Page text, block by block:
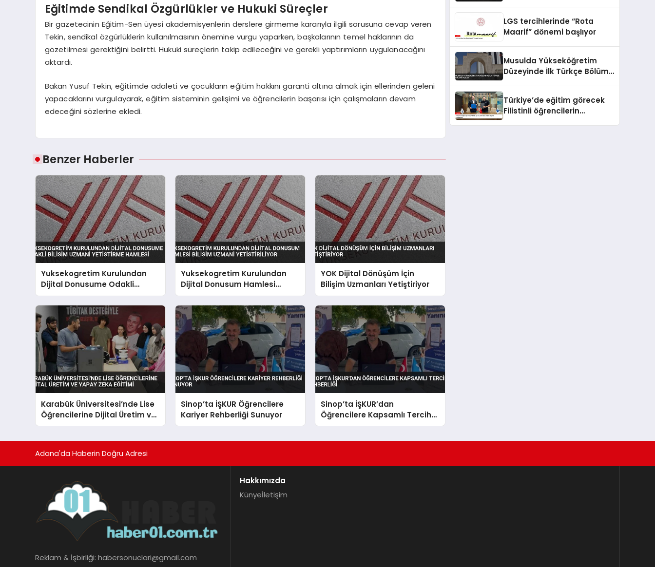
Eğitimde Sendikal Özgürlükler ve Hukuki Süreçler
Bir gazetecinin Eğitim-Sen üyesi akademisyenlerin derslere girmeme kararıyla ilgili sorusuna cevap veren
Tekin, sendikal özgürlüklerin kullanılmasının önemine vurgu yaparken, başkalarının temel haklarının da
gözetilmesi gerektiğini belirtti. Hukuki süreçlerin takip edileceğini ve gerekli yaptırımların uygulanacağını
aktardı.
Bakan Yusuf Tekin, eğitimde adaleti ve çocukların eğitim hakkını garanti altına almak için ellerinden geleni
yapacaklarını vurgulayarak, eğitim sisteminin gelişimi ve öğrencilerin başarısı için çalışmaların devam
edeceğini sözlerine ekledi.
Benzer Haberler
Yuksekogretim Kurulundan
Dijital Donusume Odakli
Bilisim Uzmani Yetistirme
Hamlesi
Yuksekogretim Kurulundan
Dijital Donusum Hamlesi
Bilisim Uzmani Yetistiriliyor
YOK Dijital Dönüşüm İçin
Bilişim Uzmanları Yetiştiriyor
Karabük Üniversitesi’nde Lise
Öğrencilerine Dijital Üretim ve
Yapay Zeka Eğitimi
Sinop’ta İŞKUR Öğrencilere
Kariyer Rehberliği Sunuyor
Sinop’ta İŞKUR’dan
Öğrencilere Kapsamlı Tercih
Rehberliği
LGS tercihlerinde “Rota
Maarif” dönemi başlıyor
Musulda Yükseköğretim
Düzeyinde İlk Türkçe Bölümü
Türkiye’de eğitim görecek
Filistinli öğrencilerin
Adana'da Haberin Doğru Adresi
Reklam & İşbirliği: habersonuclari@gmail.com
Hakkımızda
Künyeİletişim